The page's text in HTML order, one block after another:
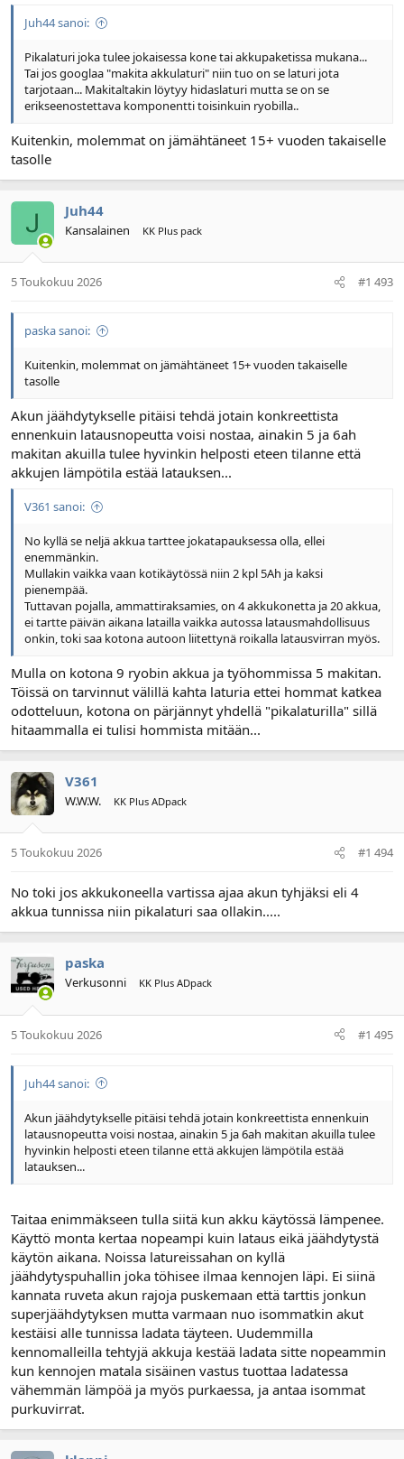
Juh44 sanoi:
Pikalaturi joka tulee jokaisessa kone tai akkupaketissa mukana...
Tai jos googlaa "makita akkulaturi" niin tuo on se laturi jota
tarjotaan... Makitaltakin löytyy hidaslaturi mutta se on se
erikseenostettava komponentti toisinkuin ryobilla..
Kuitenkin, molemmat on jämähtäneet 15+ vuoden takaiselle
tasolle
Juh44
Kansalainen KK Plus pack
5 Toukokuu 2026 #1 493
paska sanoi:
Kuitenkin, molemmat on jämähtäneet 15+ vuoden takaiselle
tasolle
Akun jäähdytykselle pitäisi tehdä jotain konkreettista
ennenkuin latausnopeutta voisi nostaa, ainakin 5 ja 6ah
makitan akuilla tulee hyvinkin helposti eteen tilanne että
akkujen lämpötila estää latauksen...
V361 sanoi:
No kyllä se neljä akkua tarttee jokatapauksessa olla, ellei
enemmänkin.
Mullakin vaikka vaan kotikäytössä niin 2 kpl 5Ah ja kaksi
pienempää.
Tuttavan pojalla, ammattiraksamies, on 4 akkukonetta ja 20 akkua,
ei tartte päivän aikana latailla vaikka autossa latausmahdollisuus
onkin, toki saa kotona autoon liitettynä roikalla latausvirran myös.
Mulla on kotona 9 ryobin akkua ja työhommissa 5 makitan.
Töissä on tarvinnut välillä kahta laturia ettei hommat katkea
odotteluun, kotona on pärjännyt yhdellä "pikalaturilla" sillä
hitaammalla ei tulisi hommista mitään...
V361
W.W.W. KK Plus ADpack
5 Toukokuu 2026 #1 494
No toki jos akkukoneella vartissa ajaa akun tyhjäksi eli 4
akkua tunnissa niin pikalaturi saa ollakin.....
paska
Verkusonni KK Plus ADpack
5 Toukokuu 2026 #1 495
Juh44 sanoi:
Akun jäähdytykselle pitäisi tehdä jotain konkreettista ennenkuin
latausnopeutta voisi nostaa, ainakin 5 ja 6ah makitan akuilla tulee
hyvinkin helposti eteen tilanne että akkujen lämpötila estää
latauksen...
Taitaa enimmäkseen tulla siitä kun akku käytössä lämpenee.
Käyttö monta kertaa nopeampi kuin lataus eikä jäähdytystä
käytön aikana. Noissa latureissahan on kyllä
jäähdytyspuhallin joka töhisee ilmaa kennojen läpi. Ei siinä
kannata ruveta akun rajoja puskemaan että tarttis jonkun
superjäähdytyksen mutta varmaan nuo isommatkin akut
kestäisi alle tunnissa ladata täyteen. Uudemmilla
kennomalleilla tehtyjä akkuja kestää ladata sitte nopeammin
kun kennojen matala sisäinen vastus tuottaa ladatessa
vähemmän lämpöä ja myös purkaessa, ja antaa isommat
purkuvirrat.